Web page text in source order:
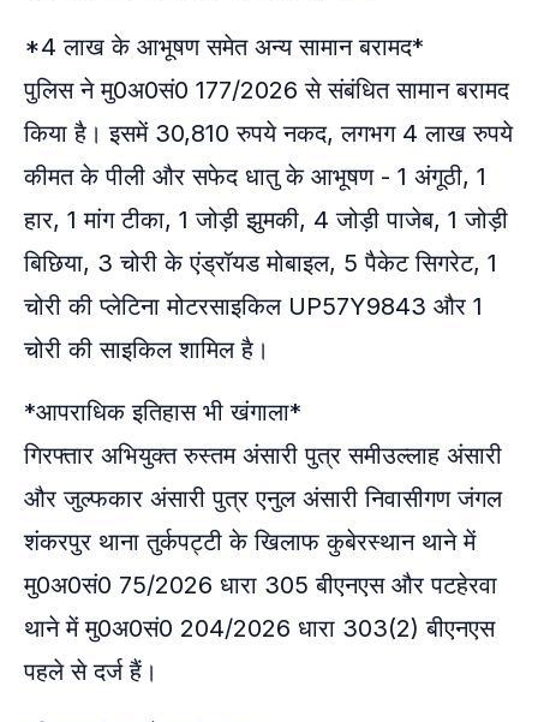
*4 लाख के आभूषण समेत अन्य सामान बरामद*
पुलिस ने मु0अ0सं0 177/2026 से संबंधित सामान बरामद
किया है। इसमें 30,810 रुपये नकद, लगभग 4 लाख रुपये
कीमत के पीली और सफेद धातु के आभूषण - 1 अंगूठी, 1
हार, 1 मांग टीका, 1 जोड़ी झुमकी, 4 जोड़ी पाजेब, 1 जोड़ी
बिछिया, 3 चोरी के एंड्रॉयड मोबाइल, 5 पैकेट सिगरेट, 1
चोरी की प्लेटिना मोटरसाइकिल UP57Y9843 और 1
चोरी की साइकिल शामिल है।
*आपराधिक इतिहास भी खंगाला*
गिरफ्तार अभियुक्त रुस्तम अंसारी पुत्र समीउल्लाह अंसारी
और जुल्फकार अंसारी पुत्र एनुल अंसारी निवासीगण जंगल
शंकरपुर थाना तुर्कपट्टी के खिलाफ कुबेरस्थान थाने में
मु0अ0सं0 75/2026 धारा 305 बीएनएस और पटहेरवा
थाने में मु0अ0सं0 204/2026 धारा 303(2) बीएनएस
पहले से दर्ज हैं।